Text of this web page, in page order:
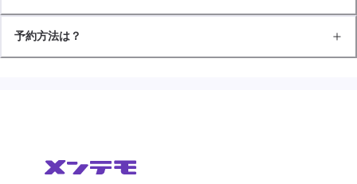
予約方法は？